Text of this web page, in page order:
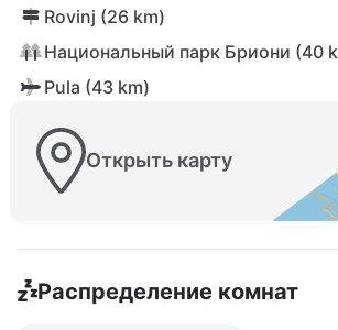
Rovinj (26 km)
Национальный парк Бриони (40
Pula (43 km)
Открыть карту
Распределение комнат